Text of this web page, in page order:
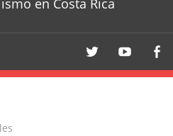
en Costa Rica